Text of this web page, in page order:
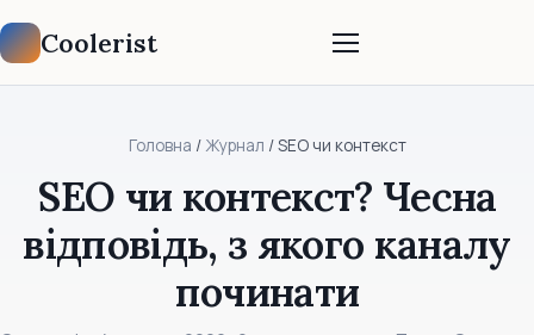
Coolerist
Головна / Журнал / SEO чи контекст
SEO чи контекст? Чесна
відповідь, з якого каналу
починати